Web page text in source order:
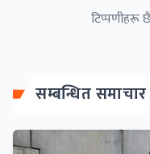
टिप्पणीहरू
सम्बन्धित समाचार